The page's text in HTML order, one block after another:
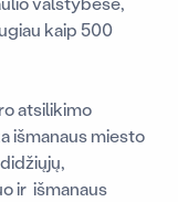
kaip 500
atsilikimo
išmanaus miesto
ir išmanaus